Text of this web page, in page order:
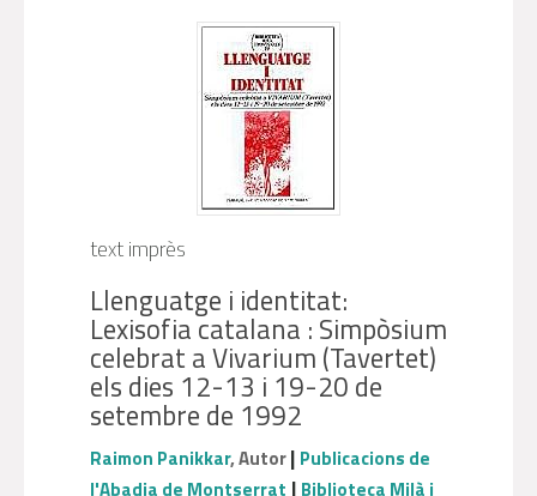
text imprès
Llenguatge i identitat:
Lexisofia catalana : Simpòsium
celebrat a Vivarium (Tavertet)
els dies 12-13 i 19-20 de
setembre de 1992
Raimon Panikkar, Autor| Publicacions de
l'Abadia de Montserrat | Biblioteca Milà i